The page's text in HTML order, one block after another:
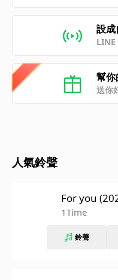
設
LINE
幫
送你
人氣鈴聲
For you
1Time
鈴聲